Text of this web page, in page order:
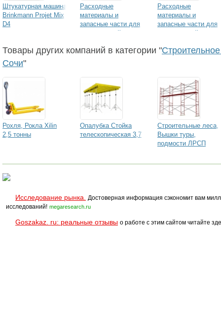
Штукатурная машина
Brinkmann Projet Mix
D4
Расходные
материалы и
запасные части для
строительной
Putzmeister
Расходные
материалы и
запасные части для
строительной
Товары других компаний в категории "
Сочи"
Рохля, Рокла Xilin
2,5 тонны
Опалубка Стойка
телескопическая 3,7
Строительные леса,
Вышки туры,
подмости ЛРСП
Исследование рынка.
Достоверная информация сэкономит вам
исследований! megaresearch.ru
Goszakaz. ru: реальные отзывы о работе с этим сайтом читайте